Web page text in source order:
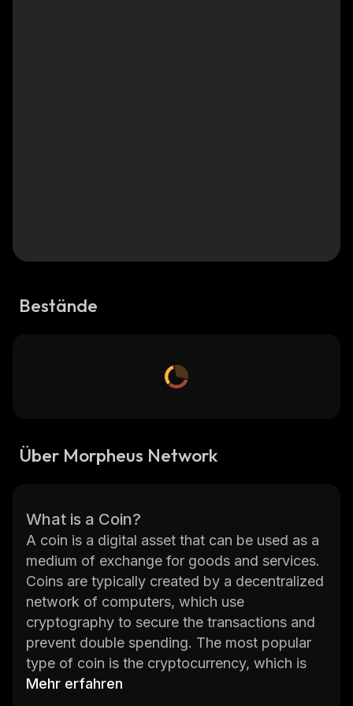
Bestände
Über Morpheus Network
What is a Coin?
A coin is a digital asset that can be used as a
medium of exchange for goods and services.
Coins are typically created by a decentralized
network of computers, which use
cryptography to secure the transactions and
prevent double spending. The most popular
type of coin is the cryptocurrency, which is
based on blockchain technology.
Mehr erfahren